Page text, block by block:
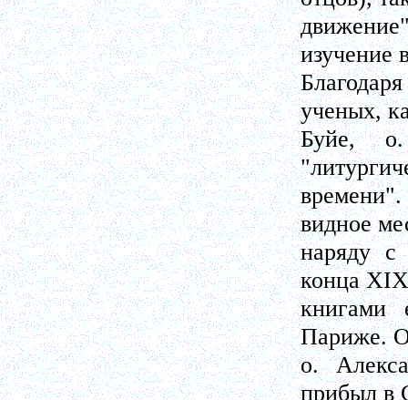
изучение
ученых,
Буйе,
видное
наряду с
конца
книгами
Париже.
о.
прибыл в